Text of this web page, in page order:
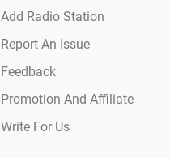
Add Radio Station
Report An Issue
Feedback
Promotion And Affiliate
Write For Us